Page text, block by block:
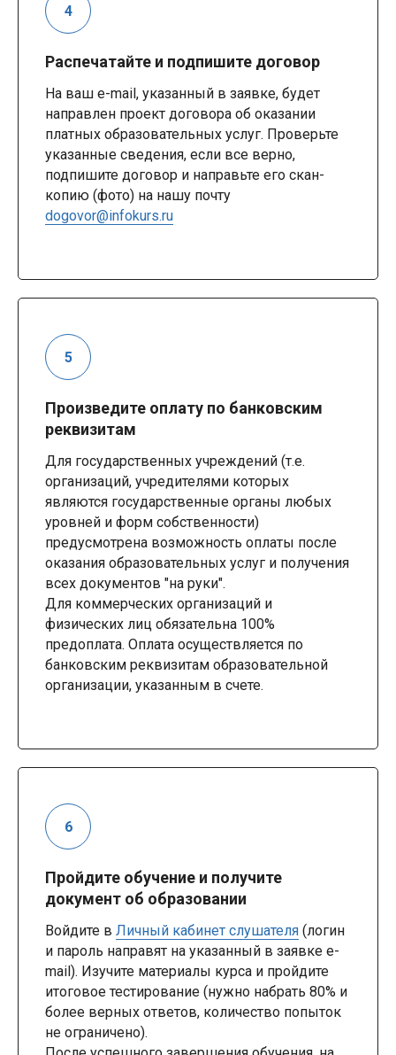
Распечатайте и подпишите договор
На ваш e-mail, указанный в заявке, будет
направлен проект договора об оказании
платных образовательных услуг. Проверьте
указанные сведения, если все верно,
подпишите договор и направьте его скан-
копию (фото) на нашу почту
dogovor@infokurs.ru
Произведите оплату по банковским
реквизитам
Для государственных учреждений (т.е.
организаций, учредителями которых
являются государственные органы любых
уровней и форм собственности)
предусмотрена возможность оплаты после
оказания образовательных услуг и получения
всех документов "на руки".
Для коммерческих организаций и
физических лиц обязательна 100%
предоплата. Оплата осуществляется по
банковским реквизитам образовательной
организации, указанным в счете.
Пройдите обучение и получите
документ об образовании
Войдите в Личный кабинет слушателя (логин
и пароль направят на указанный в заявке e-
mail). Изучите материалы курса и пройдите
итоговое тестирование (нужно набрать 80% и
более верных ответов, количество попыток
не ограничено).